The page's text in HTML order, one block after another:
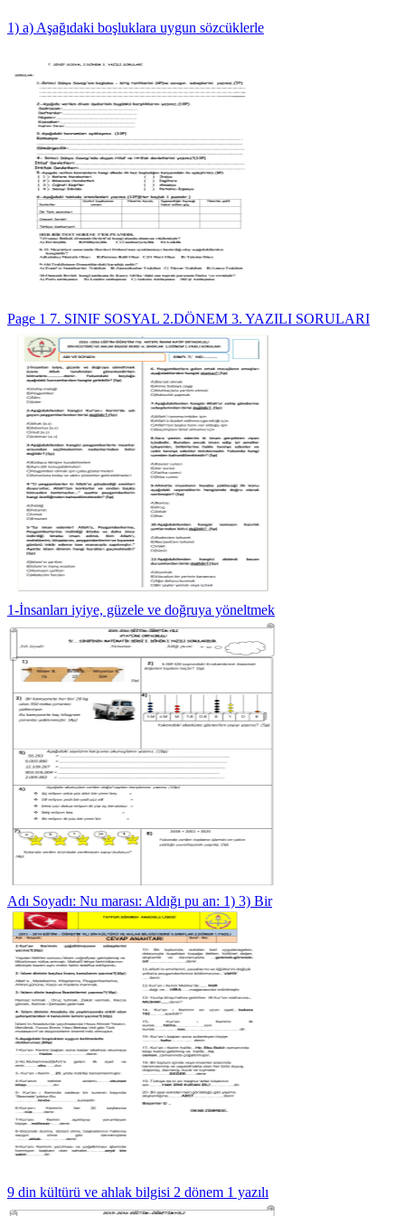
1) a) Aşağıdaki boşluklara uygun sözcüklerle
Page 1 7. SINIF SOSYAL 2.DÖNEM 3. YAZILI SORULARI
1-İnsanları iyiye, güzele ve doğruya yöneltmek
Adı Soyadı: Nu marası: Aldığı pu an: 1) 3) Bir
9 din kültürü ve ahlak bilgisi 2 dönem 1 yazılı